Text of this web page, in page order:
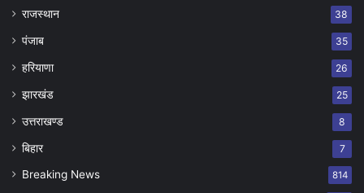
राजस्थान 38
पंजाब 35
हरियाणा 26
झारखंड 25
उत्तराखण्ड 8
बिहार 7
Breaking News 814